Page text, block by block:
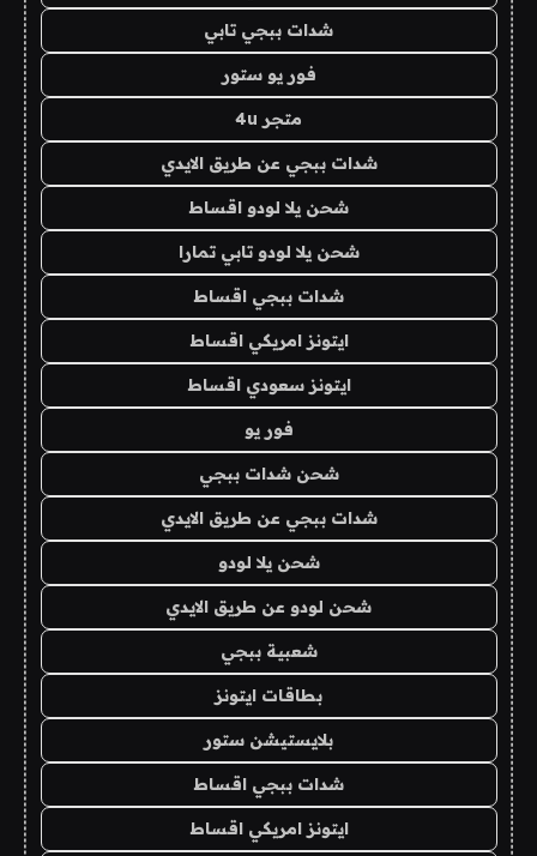
شدات ببجي تابي
فور يو ستور
متجر 4u
شدات ببجي عن طريق الايدي
شحن يلا لودو اقساط
شحن يلا لودو تابي تمارا
شدات ببجي اقساط
ايتونز امريكي اقساط
ايتونز سعودي اقساط
فور يو
شحن شدات ببجي
شدات ببجي عن طريق الايدي
شحن يلا لودو
شحن لودو عن طريق الايدي
شعبية ببجي
بطاقات ايتونز
بلايستيشن ستور
شدات ببجي اقساط
ايتونز امريكي اقساط